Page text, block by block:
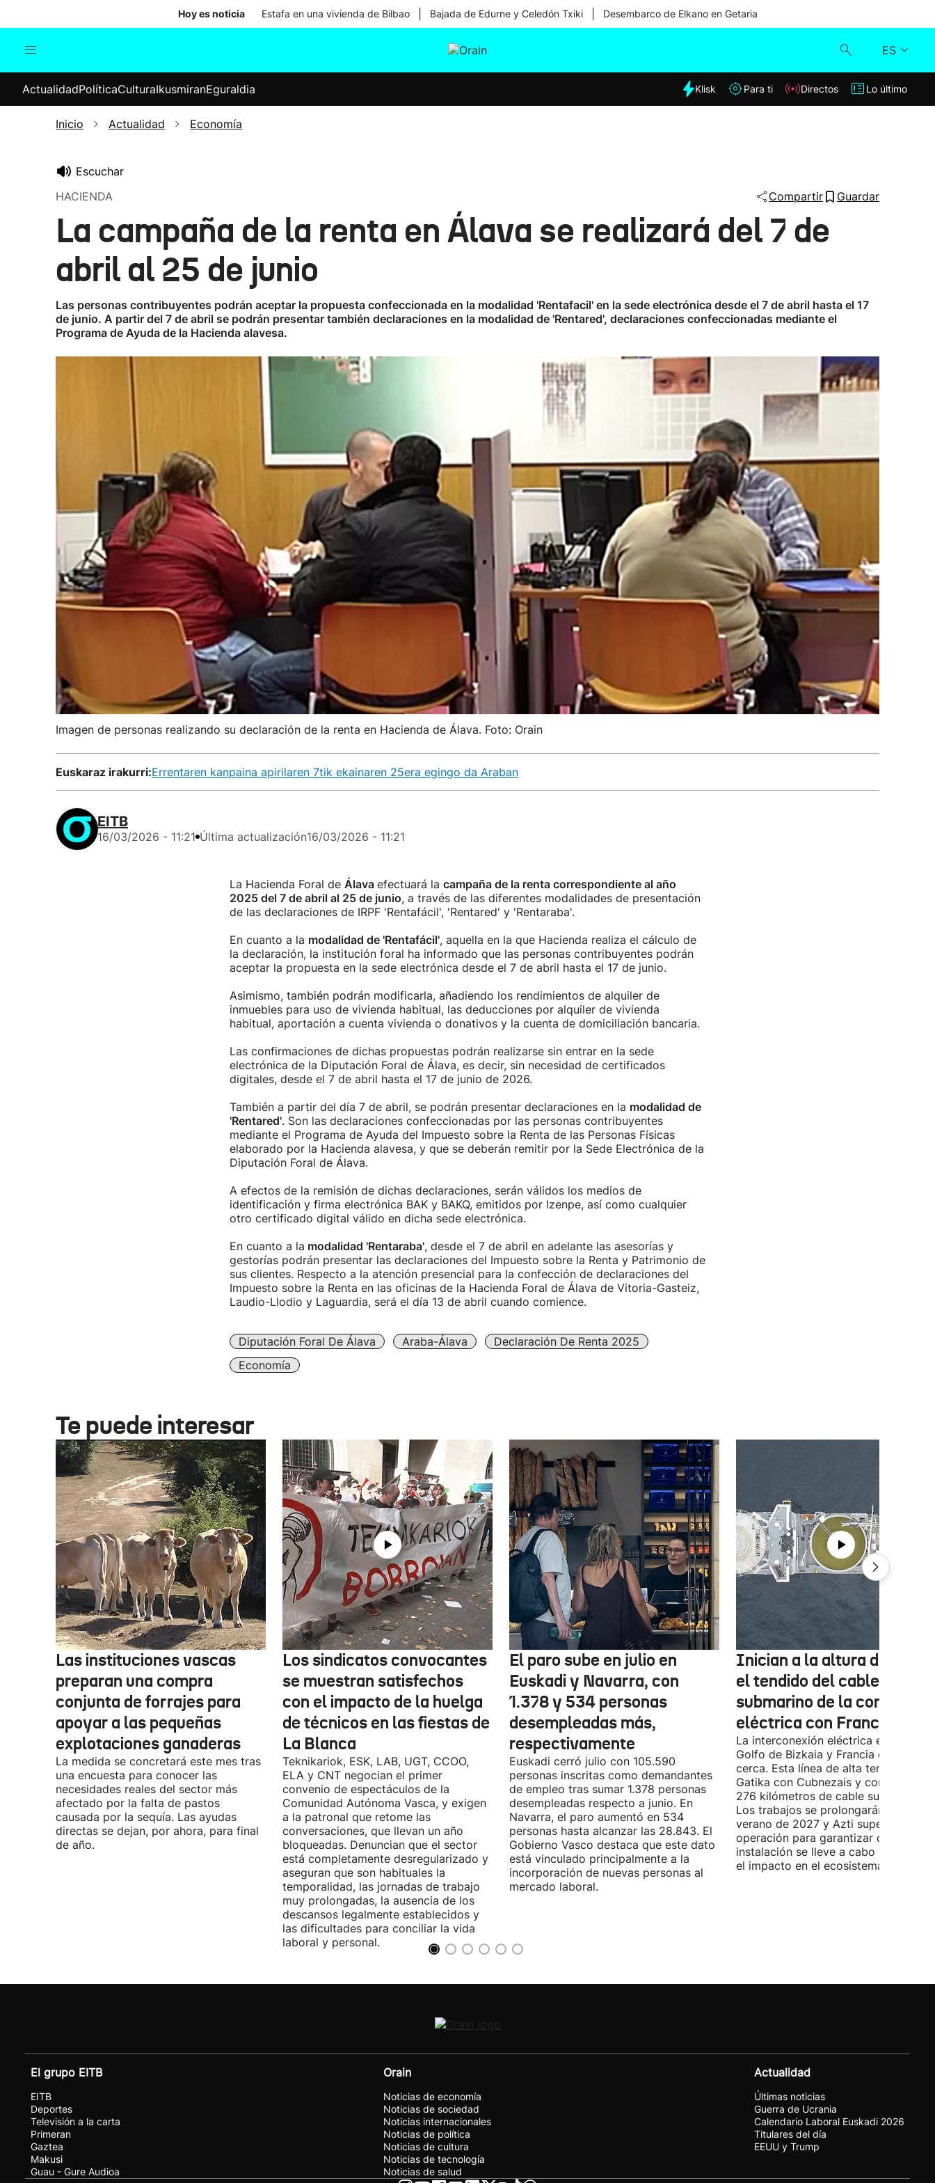
Hoy es noticia Estafa en una vivienda de Bilbao Bajada de Edurne y Celedón Txiki Desembarco de Elkano en Getaria
ES
Internacional
Elecciones
Klisk
ActualidadPolíticaCulturaIkusmiranEguraldia Klisk Para ti Directos Lo último
Inicio Actualidad Economía
Escuchar
HACIENDA
Compartir Guardar
La campaña de la renta en Álava se realizará del 7 de
abril al 25 de junio
Las personas contribuyentes podrán aceptar la propuesta confeccionada en la modalidad 'Rentafacil' en la sede electrónica desde el 7 de abril hasta el 17
de junio. A partir del 7 de abril se podrán presentar también declaraciones en la modalidad de 'Rentared', declaraciones confeccionadas mediante el
Programa de Ayuda de la Hacienda alavesa.
Imagen de personas realizando su declaración de la renta en Hacienda de Álava. Foto: Orain
Euskaraz irakurri:Errentaren kanpaina apirilaren 7tik ekainaren 25era egingo da Araban
EITB
16/03/2026 - 11:21 Última actualización16/03/2026 - 11:21
La Hacienda Foral de Álava efectuará la campaña de la renta correspondiente al año
2025 del 7 de abril al 25 de junio, a través de las diferentes modalidades de presentación
de las declaraciones de IRPF 'Rentafácil', 'Rentared' y 'Rentaraba'.
En cuanto a la modalidad de 'Rentafácil', aquella en la que Hacienda realiza el cálculo de
la declaración, la institución foral ha informado que las personas contribuyentes podrán
aceptar la propuesta en la sede electrónica desde el 7 de abril hasta el 17 de junio.
Asimismo, también podrán modificarla, añadiendo los rendimientos de alquiler de
inmuebles para uso de vivienda habitual, las deducciones por alquiler de vivienda
habitual, aportación a cuenta vivienda o donativos y la cuenta de domiciliación bancaria.
Las confirmaciones de dichas propuestas podrán realizarse sin entrar en la sede
electrónica de la Diputación Foral de Álava, es decir, sin necesidad de certificados
digitales, desde el 7 de abril hasta el 17 de junio de 2026.
También a partir del día 7 de abril, se podrán presentar declaraciones en la modalidad de
'Rentared'. Son las declaraciones confeccionadas por las personas contribuyentes
mediante el Programa de Ayuda del Impuesto sobre la Renta de las Personas Físicas
elaborado por la Hacienda alavesa, y que se deberán remitir por la Sede Electrónica de la
Diputación Foral de Álava.
A efectos de la remisión de dichas declaraciones, serán válidos los medios de
identificación y firma electrónica BAK y BAKQ, emitidos por Izenpe, así como cualquier
otro certificado digital válido en dicha sede electrónica.
En cuanto a la modalidad 'Rentaraba', desde el 7 de abril en adelante las asesorías y
gestorías podrán presentar las declaraciones del Impuesto sobre la Renta y Patrimonio de
sus clientes. Respecto a la atención presencial para la confección de declaraciones del
Impuesto sobre la Renta en las oficinas de la Hacienda Foral de Álava de Vitoria-Gasteiz,
Laudio-Llodio y Laguardia, será el día 13 de abril cuando comience.
Diputación Foral De Álava Araba-Álava
Declaración De Renta 2025
Economía
Te puede interesar
Las instituciones vascas
preparan una compra
conjunta de forrajes para
apoyar a las pequeñas
explotaciones ganaderas
La medida se concretará este mes tras
una encuesta para conocer las
necesidades reales del sector más
afectado por la falta de pastos
causada por la sequía. Las ayudas
directas se dejan, por ahora, para final
de año.
Los sindicatos convocantes
se muestran satisfechos
con el impacto de la huelga
de técnicos en las fiestas de
La Blanca
Teknikariok, ESK, LAB, UGT, CCOO,
ELA y CNT negocian el primer
convenio de espectáculos de la
Comunidad Autónoma Vasca, y exigen
a la patronal que retome las
conversaciones, que llevan un año
bloqueadas. Denuncian que el sector
está completamente desregularizado y
aseguran que son habituales la
temporalidad, las jornadas de trabajo
muy prolongadas, la ausencia de los
descansos legalmente establecidos y
las dificultades para conciliar la vida
laboral y personal.
El paro sube en julio en
Euskadi y Navarra, con
1.378 y 534 personas
desempleadas más,
respectivamente
Euskadi cerró julio con 105.590
personas inscritas como demandantes
de empleo tras sumar 1.378 personas
desempleadas respecto a junio. En
Navarra, el paro aumentó en 534
personas hasta alcanzar las 28.843. El
Gobierno Vasco destaca que este dato
está vinculado principalmente a la
incorporación de nuevas personas al
mercado laboral.
Inician a la altura de
el tendido del cable
submarino de la conexión
eléctrica con Francia
La interconexión eléctrica entre el
Golfo de Bizkaia y Francia está más
cerca. Esta línea de alta tensión unirá
Gatika con Cubnezais y contará con
276 kilómetros de cable submarino.
Los trabajos se prolongarán hasta
verano de 2027 y Azti supervisará la
operación para garantizar que la
instalación se lleve a cabo
el impacto en el ecosistema marino.
El grupo EITB
EITB
Deportes
Televisión a la carta
Primeran
Gaztea
Makusi
Guau - Gure Audioa
Orain
Noticias de economía
Noticias de sociedad
Noticias internacionales
Noticias de política
Noticias de cultura
Noticias de tecnología
Noticias de salud
Actualidad
Últimas noticias
Guerra de Ucrania
Calendario Laboral Euskadi 2026
Titulares del día
EEUU y Trump